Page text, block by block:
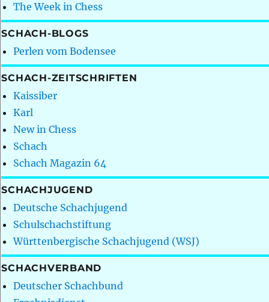
The Week in Chess
SCHACH-BLOGS
Perlen vom Bodensee
SCHACH-ZEITSCHRIFTEN
Kaissiber
Karl
New in Chess
Schach
Schach Magazin 64
SCHACHJUGEND
Deutsche Schachjugend
Schulschachstiftung
Württenbergische Schachjugend (WSJ)
SCHACHVERBAND
Deutscher Schachbund